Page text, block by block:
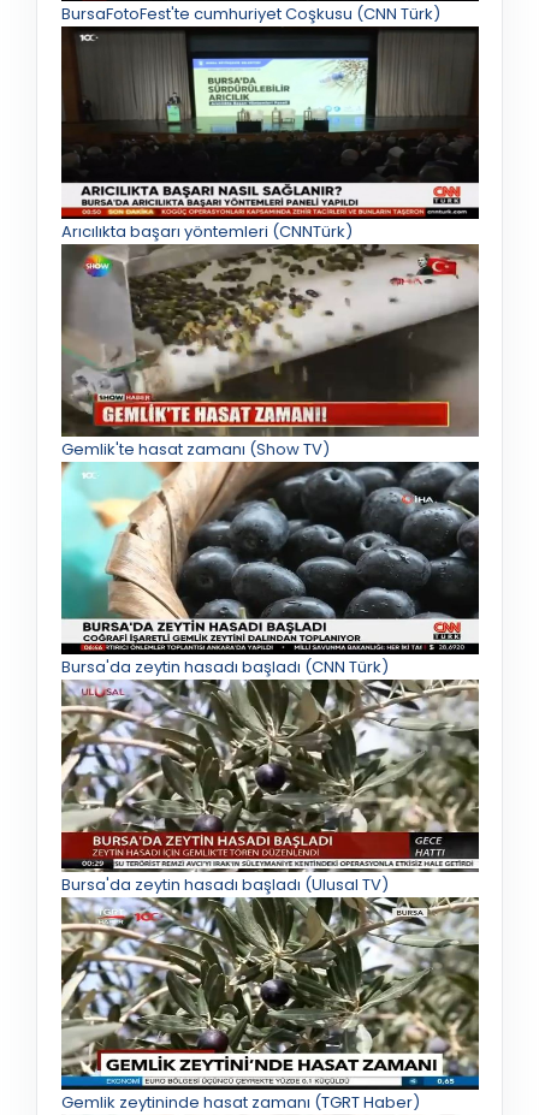
BursaFotoFest'te cumhuriyet Coşkusu (CNN Türk)
Arıcılıkta başarı yöntemleri (CNNTürk)
Gemlik'te hasat zamanı (Show TV)
Bursa'da zeytin hasadı başladı (CNN Türk)
Bursa'da zeytin hasadı başladı (Ulusal TV)
Gemlik zeytininde hasat zamanı (TGRT Haber)